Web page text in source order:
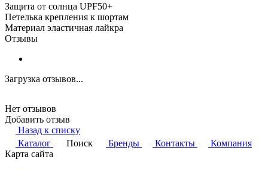
Защита от солнца UPF50+
Петелька крепления к шортам
Материал эластичная лайкра
Отзывы
Загрузка отзывов...
Нет отзывов
Добавить отзыв
Назад к списку
Каталог
Поиск Бренды Контакты
Компания
Карта сайта